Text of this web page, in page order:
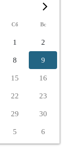
Сб Вс
1 2
8 9
15 16
22 23
29 30
5 6